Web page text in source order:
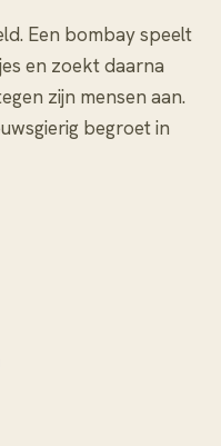
Een bombay speelt
en zoekt daarna
zijn mensen aan.
begroet in